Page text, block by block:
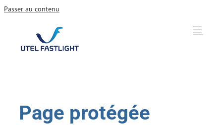
Passer au contenu
Page protégée